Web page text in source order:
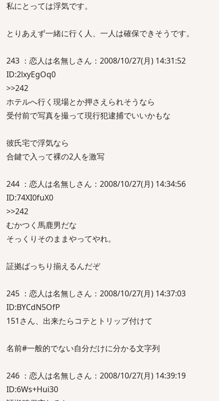
私にとっては浮気です。
とりあえず一緒に行く人、一人は確保できそうです。
243 ：恋人は名無しさん：2008/10/27(月) 14:31:52
ID:2lxyEgOq0
>>242
ホテルへ行く現場とか押さえられそうなら
受付前で写真を撮って現行犯逮捕でいいかもな
彼氏宅で浮気なら
合鍵で入って裸の2人を激写
244 ：恋人は名無しさん：2008/10/27(月) 14:34:56
ID:74XI0fuX0
>>242
むかつく馬鹿男だな
そっくりそのままやってやれ。
証拠ばっちり揃えるんだぞ
245 ：恋人は名無しさん：2008/10/27(月) 14:37:03
ID:BYCdN5OfP
151さん、出来たらコテとトリップ付けて
名前#一般的でない自分だけに分かる文字列
246 ：恋人は名無しさん：2008/10/27(月) 14:39:19
ID:6Ws+Hui30